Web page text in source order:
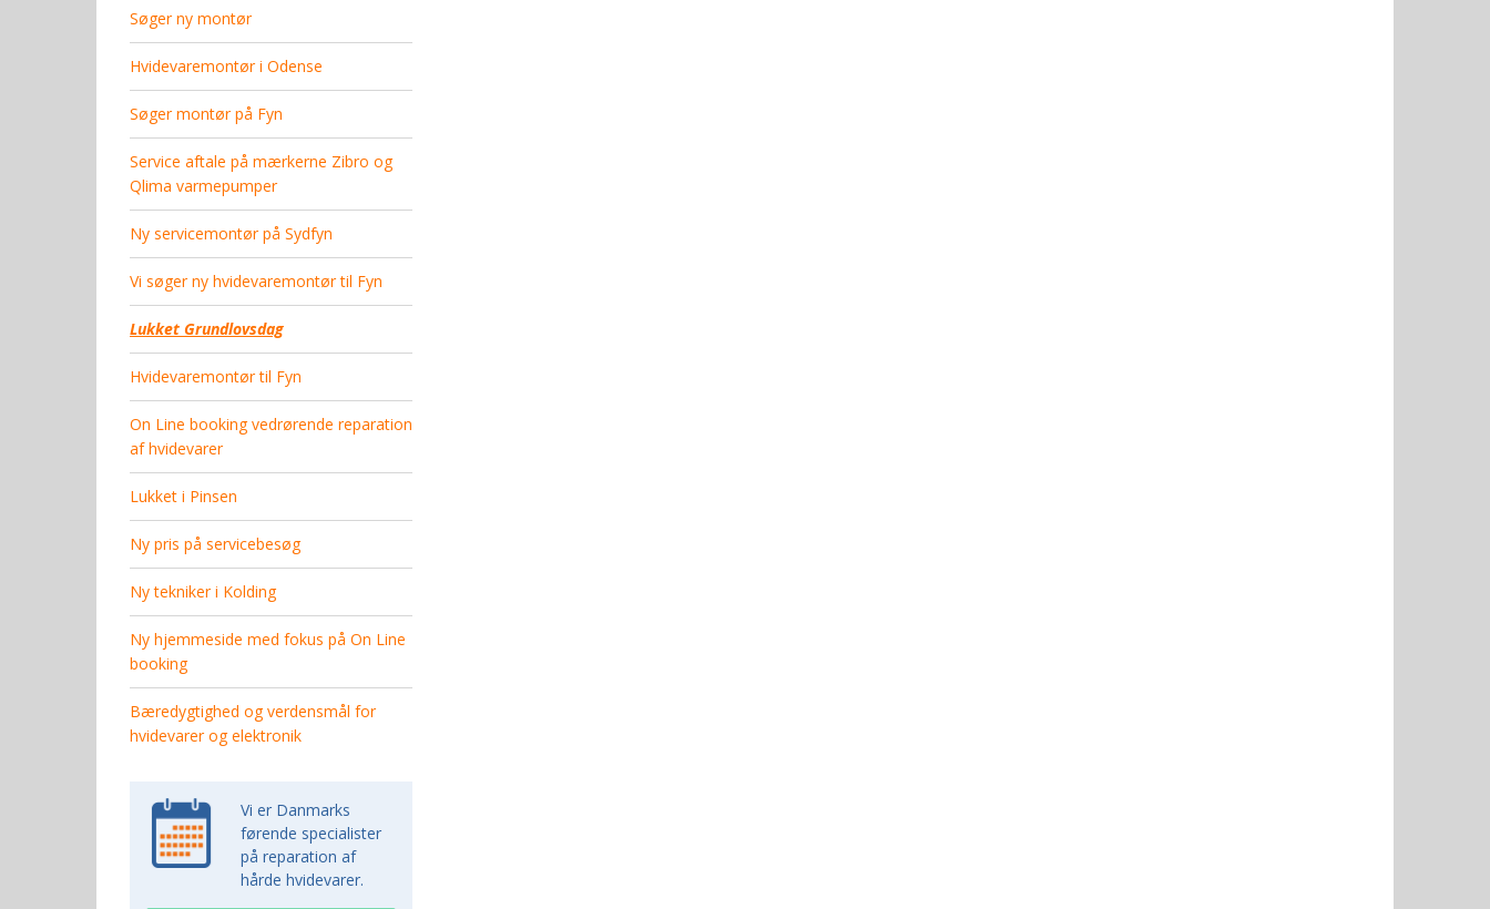
Søger ny montør
Hvidevaremontør i Odense
Søger montør på Fyn
Service aftale på mærkerne Zibro og
Qlima varmepumper
Ny servicemontør på Sydfyn
Vi søger ny hvidevaremontør til Fyn
Lukket Grundlovsdag
Hvidevaremontør til Fyn
On Line booking vedrørende reparation
af hvidevarer
Lukket i Pinsen
Ny pris på servicebesøg
Ny tekniker i Kolding
Ny hjemmeside med fokus på On Line
booking
Bæredygtighed og verdensmål for
hvidevarer og elektronik
Vi er Danmarks
førende specialister
på reparation af
hårde hvidevarer.